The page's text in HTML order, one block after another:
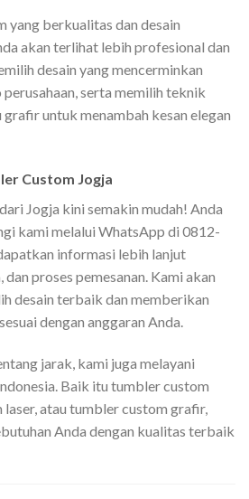
yang berkualitas dan desain
akan terlihat lebih profesional dan
desain yang mencerminkan
serta memilih teknik
untuk menambah kesan elegan
Custom Jogja
Jogja kini semakin mudah! Anda
kami melalui WhatsApp di 0812-
informasi lebih lanjut
dan proses pemesanan. Kami akan
desain terbaik dan memberikan
dengan anggaran Anda.
jarak, kami juga melayani
Baik itu tumbler custom
atau tumbler custom grafir,
Anda dengan kualitas terbaik